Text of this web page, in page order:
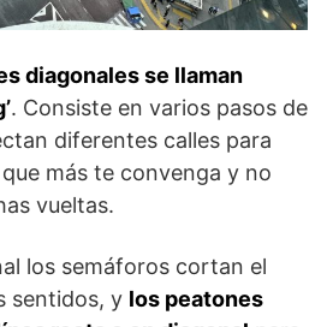
diagonales se llaman
. Consiste en varios pasos de
diferentes calles para
más te convenga y no
vueltas.
los semáforos cortan el
sentidos, y los peatones